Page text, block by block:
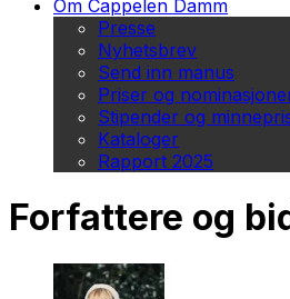
Om Cappelen Damm
Presse
Nyhetsbrev
Send inn manus
Priser og
Stipender og
Kataloger
Rapport 2025
Forfattere og